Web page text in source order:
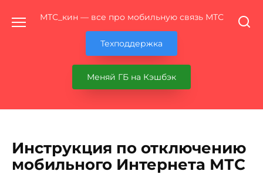
МТС_кин — все про мобильную связь МТС
Техподдержка
Меняй ГБ на Кэшбэк
Инструкция по отключению
мобильного Интернета МТС